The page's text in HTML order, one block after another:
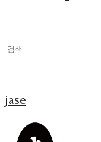
jase